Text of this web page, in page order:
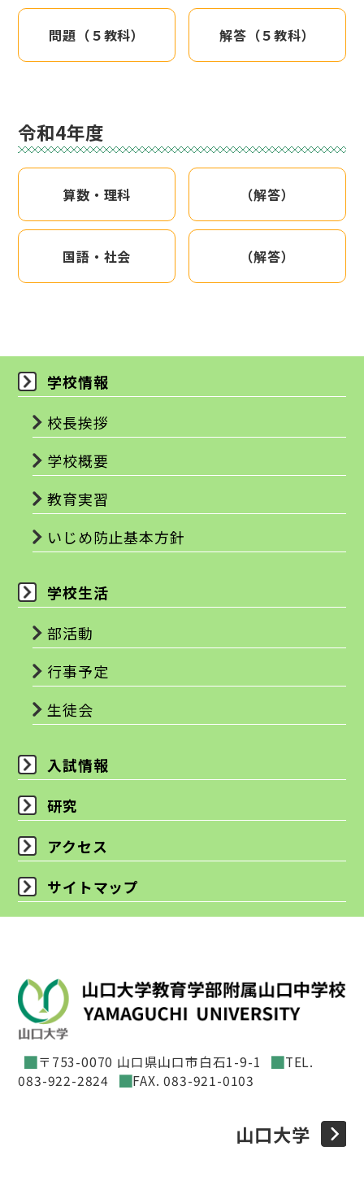
問題（５教科） 解答（５教科）
令和4年度
算数・理科 （解答）
国語・社会 （解答）
学校情報
校長挨拶
学校概要
教育実習
いじめ防止基本方針
学校生活
部活動
行事予定
生徒会
入試情報
研究
アクセス
サイトマップ
〒753-0070 山口県山口市白石1-9-1
TEL.
083-922-2824
FAX. 083-921-0103
山口大学